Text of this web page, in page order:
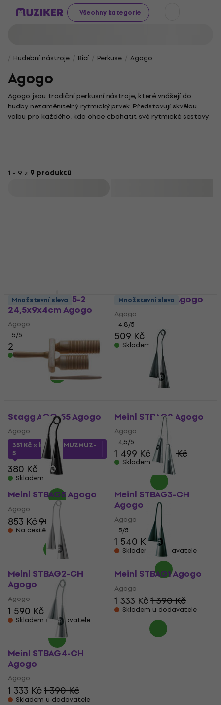
Všechny kategorie
Hudební nástroje Bicí Perkuse Agogo
Agogo
Agogo jsou tradiční perkusní nástroje, které vnášejí do
hudby nezaměnitelný rytmický prvek. Představují skvělou
volbu pro každého, kdo chce obohatit své rytmické sestavy
charakteristický tón dodá vašim skladbám energii a
1 - 9 z 9 produktů
Noicetone S005-2
24,5x9x4cm Agogo
Agogo
5/5
239 Kč
Skladem
Nino NINO561 Agogo
Agogo
4,8/5
509 Kč
Skladem
Množstevní sleva
Stagg AGG-55 Agogo
Agogo
351 Kč s kódem MUZMUZ-
5
380 Kč
Skladem
Množstevní sleva
Meinl STBAG2 Agogo
Agogo
4,5/5
1 499 Kč 1 583 Kč
Skladem
Meinl STBAG5 Agogo
Agogo
853 Kč902 Kč
Na cestě
Meinl STBAG3-CH
Agogo
Agogo
5/5
1 540 Kč
Skladem u dodavatele
Meinl STBAG2-CH
Agogo
Agogo
1 590 Kč
Skladem u dodavatele
Meinl STBAG1 Agogo
Agogo
1 333 Kč1 390 Kč
Skladem u dodavatele
Meinl STBAG4-CH
Agogo
Agogo
1 333 Kč1 390 Kč
Skladem u dodavatele